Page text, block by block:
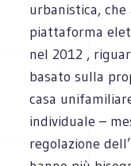
urbanistica, che
piattaforma
nel 2012 ,
basato sulla
casa
individuale –
regolazione